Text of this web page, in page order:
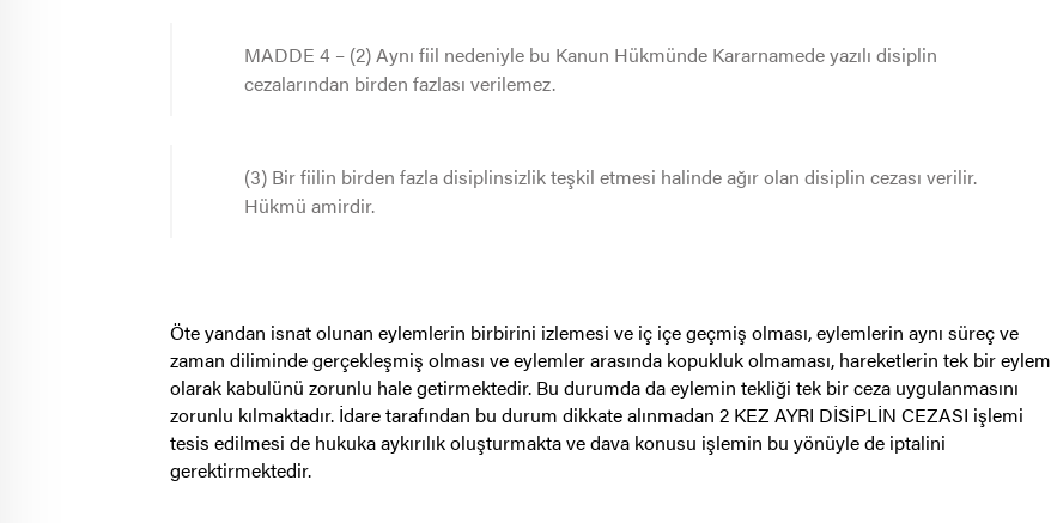
MADDE 4 – (2) Aynı fiil nedeniyle bu Kanun Hükmünde Kararnamede yazılı disiplin
cezalarından birden fazlası verilemez.
(3) Bir fiilin birden fazla disiplinsizlik teşkil etmesi halinde ağır olan disiplin cezası verilir.
Hükmü amirdir.
Öte yandan isnat olunan eylemlerin birbirini izlemesi ve iç içe geçmiş olması, eylemlerin aynı süreç ve
zaman diliminde gerçekleşmiş olması ve eylemler arasında kopukluk olmaması, hareketlerin tek bir eylem
olarak kabulünü zorunlu hale getirmektedir. Bu durumda da eylemin tekliği tek bir ceza uygulanmasını
zorunlu kılmaktadır. İdare tarafından bu durum dikkate alınmadan 2 KEZ AYRI DİSİPLİN CEZASI işlemi
tesis edilmesi de hukuka aykırılık oluşturmakta ve dava konusu işlemin bu yönüyle de iptalini
gerektirmektedir.